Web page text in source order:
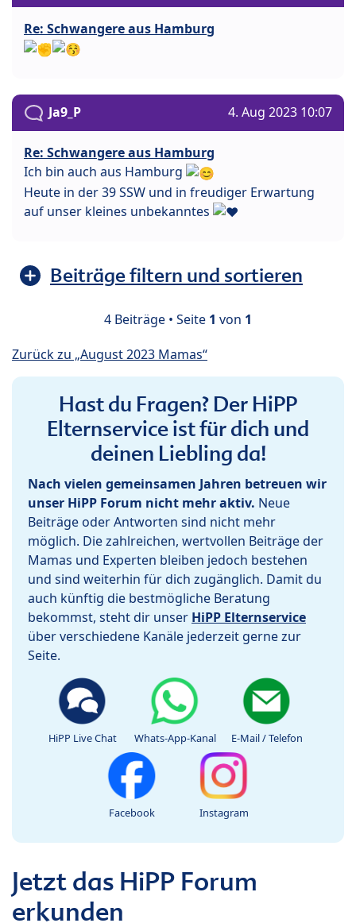
Re: Schwangere aus Hamburg
Ja9_P 4. Aug 2023 10:07
Re: Schwangere aus Hamburg
Ich bin auch aus Hamburg
Heute in der 39 SSW und in freudiger Erwartung
auf unser kleines unbekanntes
Beiträge filtern und sortieren
4 Beiträge • Seite 1 von 1
Zurück zu „August 2023 Mamas“
Hast du Fragen? Der HiPP
Elternservice ist für dich und
deinen Liebling da!
Nach vielen gemeinsamen Jahren betreuen wir
unser HiPP Forum nicht mehr aktiv. Neue
Beiträge oder Antworten sind nicht mehr
möglich. Die zahlreichen, wertvollen Beiträge der
Mamas und Experten bleiben jedoch bestehen
und sind weiterhin für dich zugänglich. Damit du
auch künftig die bestmögliche Beratung
bekommst, steht dir unser HiPP Elternservice
über verschiedene Kanäle jederzeit gerne zur
Seite.
HiPP Live Chat Whats-App-Kanal E-Mail / Telefon
Facebook Instagram
Jetzt das HiPP Forum
erkunden